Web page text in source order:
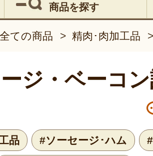
商品を探す
全ての商品 > 精肉･肉加工品
ジ・ベーコ
品 #ソーセージ･ハム